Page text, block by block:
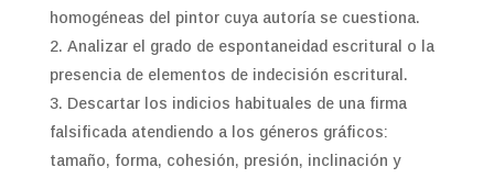
homogéneas del pintor cuya autoría se cuestiona.
Analizar el grado de espontaneidad escritural o la
presencia de elementos de indecisión escritural.
Descartar los indicios habituales de una firma
falsificada atendiendo a los géneros gráficos:
tamaño, forma, cohesión, presión, inclinación y